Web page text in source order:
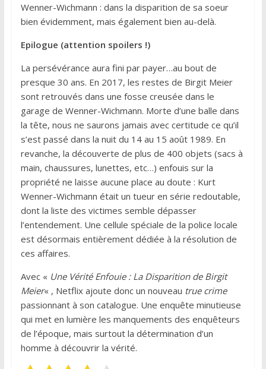
Wenner-Wichmann : dans la disparition de sa soeur
bien évidemment, mais également bien au-delà.
Epilogue (attention spoilers !)
La persévérance aura fini par payer…au bout de
presque 30 ans. En 2017, les restes de Birgit Meier
sont retrouvés dans une fosse creusée dans le
garage de Wenner-Wichmann. Morte d’une balle dans
la tête, nous ne saurons jamais avec certitude ce qu’il
s’est passé dans la nuit du 14 au 15 août 1989. En
revanche, la découverte de plus de 400 objets (sacs à
main, chaussures, lunettes, etc…) enfouis sur la
propriété ne laisse aucune place au doute : Kurt
Wenner-Wichmann était un tueur en série redoutable,
dont la liste des victimes semble dépasser
l’entendement. Une cellule spéciale de la police locale
est désormais entièrement dédiée à la résolution de
ces affaires.
Avec « Une Vérité Enfouie : La Disparition de Birgit
Meier« , Netflix ajoute donc un nouveau true crime
passionnant à son catalogue. Une enquête minutieuse
qui met en lumière les manquements des enquêteurs
de l’époque, mais surtout la détermination d’un
homme à découvrir la vérité.